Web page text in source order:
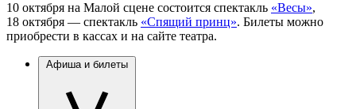
10 октября на Малой сцене состоится спектакль «Весы»,
18 октября — спектакль «Спящий принц». Билеты можно
приобрести в кассах и на сайте театра.
Афиша и билеты